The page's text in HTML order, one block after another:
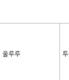
울루루